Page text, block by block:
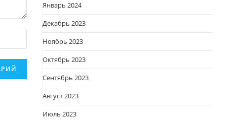
Январь 2024
Декабрь 2023
Ноябрь 2023
Октябрь 2023
Сентябрь 2023
Август 2023
Июль 2023